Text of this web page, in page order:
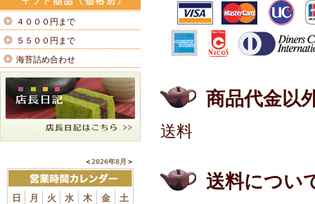
４０００円まで
５５００円まで
海苔詰め合わせ
＜2026年8月 ＞
日 月 火 水 木 金
土
商品代金以
送料
送料につい